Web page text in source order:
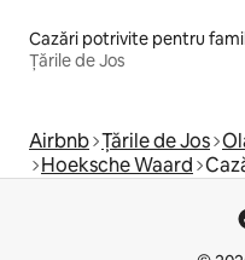
Cazări potrivite pentru
Țările de Jos
Airbnb Țările de Jos
Hoeksche Waard